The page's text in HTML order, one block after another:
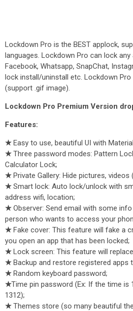
Lockdown Pro is the BEST applock,
languages. Lockdown Pro can lock any
Facebook, Whatsapp, SnapChat,
lock install/uninstall etc. Lockdown
(support .gif image).
Lockdown Pro Premium Version
Features:
★Easy to use, beautiful UI with
★Three password modes: Pattern
Calculator Lock;
★Private Gallery: Hide pictures, videos
★Smart lock: Auto lock/unlock with
address wifi, location;
★Observer: Send email with some
person who wants to access your
★Fake cover: This feature will fake a
you open an app that has been locked;
★Lock screen: This feature will
★Backup and restore registered apps
★Random keyboard password;
★Time pin password (Ex: If the time is
1312);
★Themes store (so many beautiful